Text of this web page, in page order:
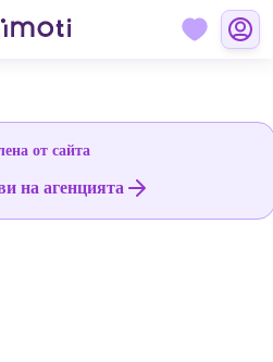
от сайта
на агенцията